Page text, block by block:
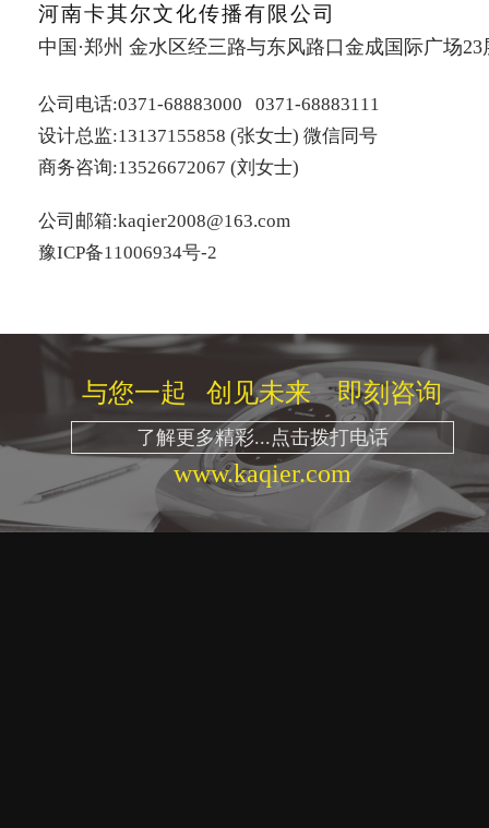
河南卡其尔文化传播有限公司
中国·郑州 金水区经三路与东风路口金成国际广场23
公司电话:0371-68883000 0371-68883111
设计总监:13137155858 (张女士) 微信同号
商务咨询:13526672067 (刘女士)
公司邮箱:kaqier2008@163.com
豫ICP备11006934号-2
与您一起 创见未来 即刻咨询
了解更多精彩...点击拨打电话
www.kaqier.com